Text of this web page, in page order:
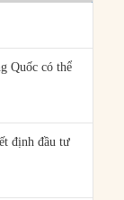
Quốc có thể
định đầu tư